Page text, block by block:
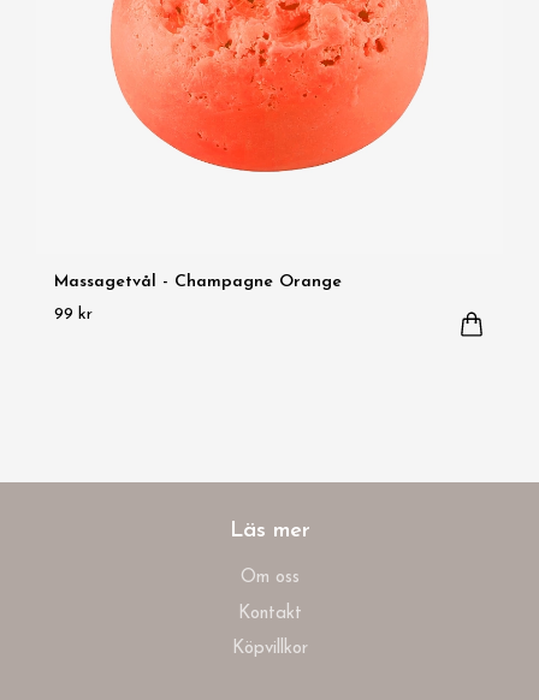
Massagetvål - Champagne Orange
99 kr
Läs mer
Om oss
Kontakt
Köpvillkor